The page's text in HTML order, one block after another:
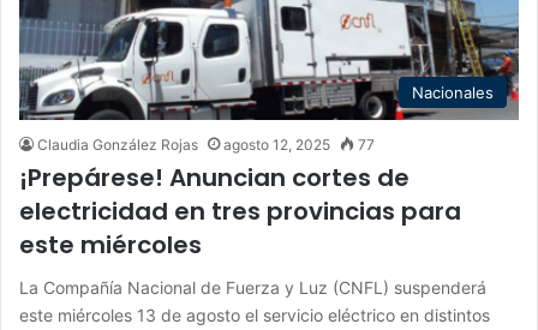
Nacionales
Claudia González Rojas agosto 12, 2025 77
¡Prepárese! Anuncian cortes de
electricidad en tres provincias para
este miércoles
La Compañía Nacional de Fuerza y Luz (CNFL) suspenderá
este miércoles 13 de agosto el servicio eléctrico en distintos